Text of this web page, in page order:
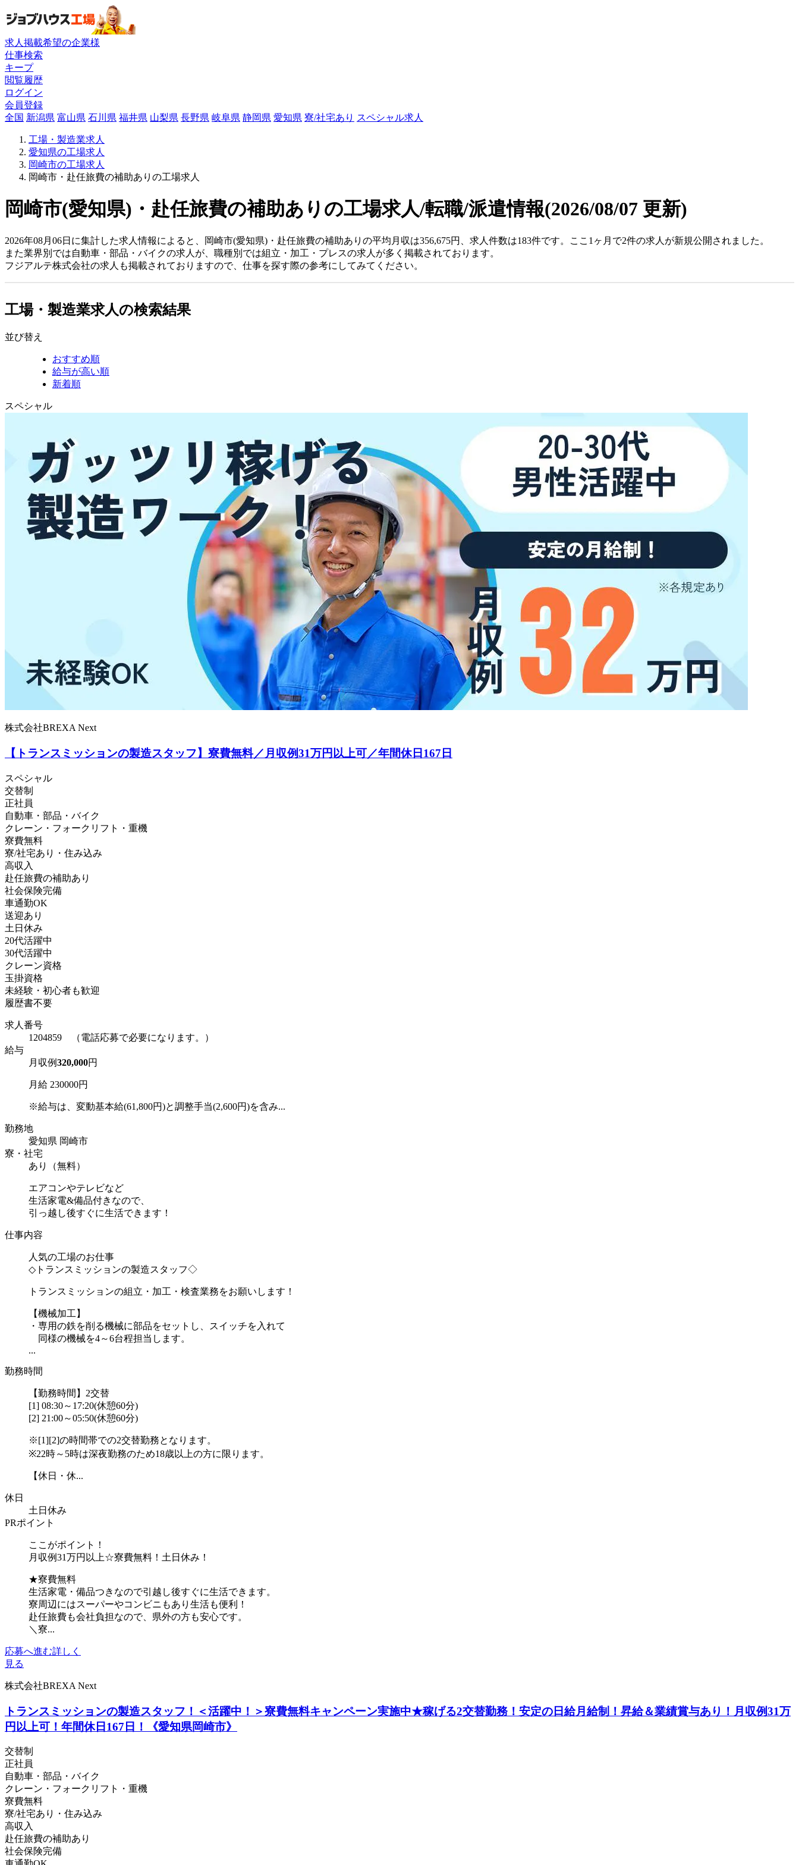
求人掲載希望の企業様
仕事検索
キープ
閲覧履歴
ログイン
会員登録
全国 新潟県 富山県 石川県 福井県 山梨県 長野県 岐阜県 静岡県 愛知県 寮/社宅あり スペシャル求人
工場・製造業求人
愛知県の工場求人
岡崎市の工場求人
岡崎市・赴任旅費の補助ありの工場求人
岡崎市(愛知県)・赴任旅費の補助ありの工場求人/転職/派遣情報(2026/08/07 更新)
2026年08月06日に集計した求人情報によると、岡崎市(愛知県)・赴任旅費の補助ありの平均月収は356,675円、求人件数は183件です。ここ1ヶ月で2件の求人が新規公開されました。
また業界別では自動車・部品・バイクの求人が、職種別では組立・加工・プレスの求人が多く掲載されております。
フジアルテ株式会社の求人も掲載されておりますので、仕事を探す際の参考にしてみてください。
工場・製造業求人の検索結果
並び替え
おすすめ順
給与が高い順
新着順
スペシャル
株式会社BREXA Next
【トランスミッションの製造スタッフ】寮費無料／月収例31万円以上可／年間休日167日
スペシャル
交替制
正社員
自動車・部品・バイク
クレーン・フォークリフト・重機
寮費無料
寮/社宅あり・住み込み
高収入
赴任旅費の補助あり
社会保険完備
車通勤OK
送迎あり
土日休み
20代活躍中
30代活躍中
クレーン資格
玉掛資格
未経験・初心者も歓迎
履歴書不要
求人番号
1204859 （電話応募で必要になります。）
給与
月収例320,000円
月給 230000円
※給与は、変動基本給(61,800円)と調整手当(2,600円)を含み...
勤務地
愛知県 岡崎市
寮・社宅
あり（無料）
エアコンやテレビなど
生活家電&備品付きなので、
引っ越し後すぐに生活できます！
仕事内容
人気の工場のお仕事
◇トランスミッションの製造スタッフ◇
トランスミッションの組立・加工・検査業務をお願いします！
【機械加工】
・専用の鉄を削る機械に部品をセットし、スイッチを入れて
同様の機械を4～6台程担当します。
...
勤務時間
【勤務時間】2交替
[1] 08:30～17:20(休憩60分)
[2] 21:00～05:50(休憩60分)
※[1][2]の時間帯での2交替勤務となります。
※22時～5時は深夜勤務のため18歳以上の方に限ります。
【休日・休...
休日
土日休み
PRポイント
ここがポイント！
月収例31万円以上☆寮費無料！土日休み！
★寮費無料
生活家電・備品つきなので引越し後すぐに生活できます。
寮周辺にはスーパーやコンビニもあり生活も便利！
赴任旅費も会社負担なので、県外の方も安心です。
＼寮...
応募へ進む詳しく
見る
株式会社BREXA Next
トランスミッションの製造スタッフ！＜活躍中！＞寮費無料キャンペーン実施中★稼げる2交替勤務！安定の日給月給制！昇給＆業績賞与あり！月収例31万
円以上可！年間休日167日！《愛知県岡崎市》
交替制
正社員
自動車・部品・バイク
クレーン・フォークリフト・重機
寮費無料
寮/社宅あり・住み込み
高収入
赴任旅費の補助あり
社会保険完備